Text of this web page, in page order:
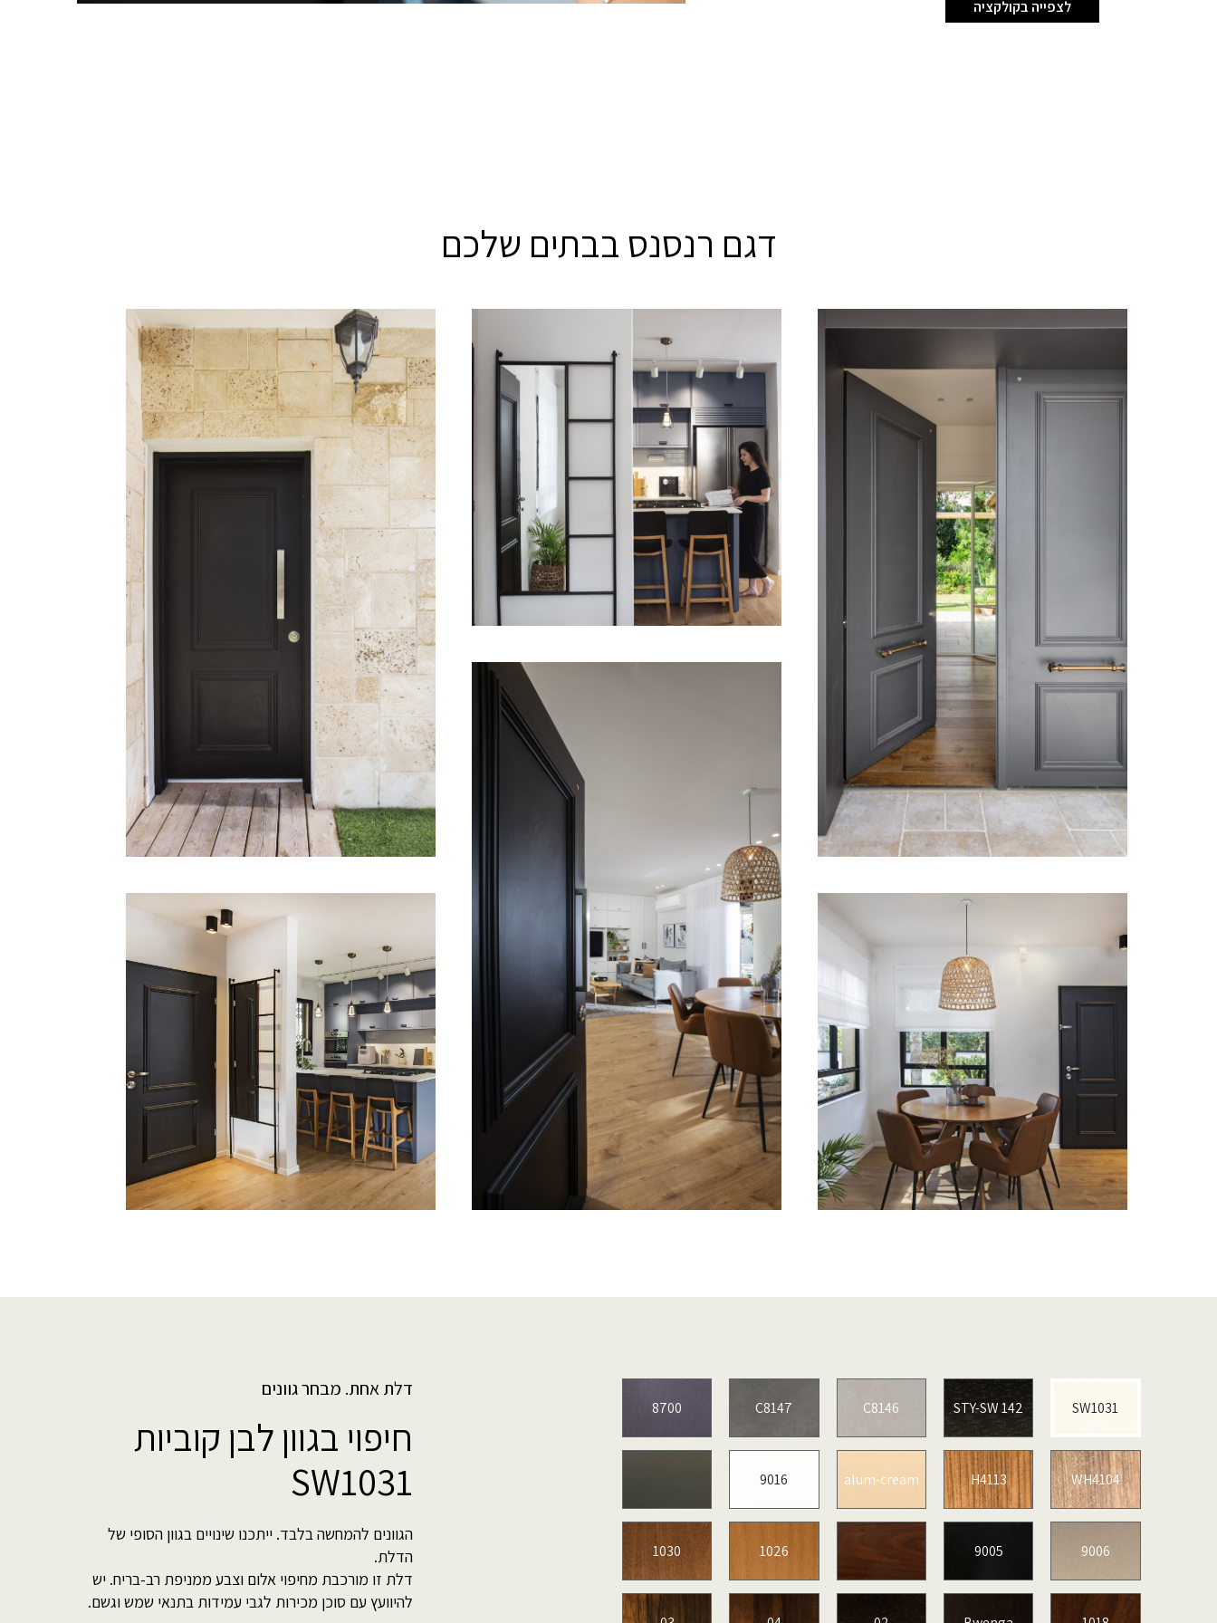
לצפייה בקולקציה
דגם רנסנס בבתים שלכם
SW1031
STY-SW 142
C8146
C8147
8700
WH4104
H4113
alum-cream
9016
9006
9005
1026
1030
דלת אחת. מבחר גוונים
חיפוי בגוון לבן קוביות
SW1031
הגוונים להמחשה בלבד. ייתכנו שינויים בגוון הסופי של
הדלת.
דלת זו מורכבת מחיפוי אלום וצבע ממניפת רב-בריח. יש
להיוועץ עם סוכן מכירות לגבי עמידות בתנאי שמש וגשם.